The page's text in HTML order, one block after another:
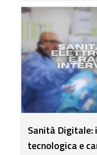
Sanità Digitale:
tecnologica e